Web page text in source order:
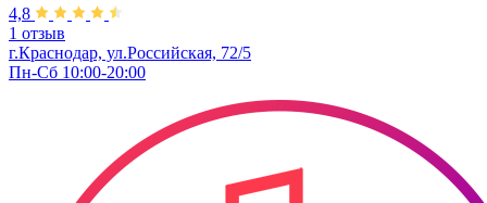
4,8
1 отзыв
г.Краснодар, ул.Российская, 72/5
Пн-Сб 10:00-20:00